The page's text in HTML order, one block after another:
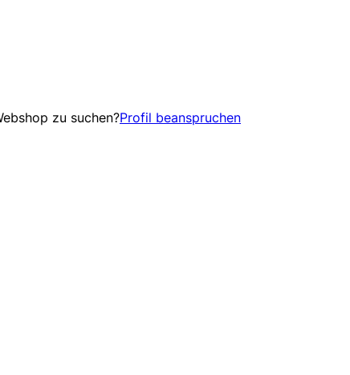
zu suchen?Profil beanspruchen